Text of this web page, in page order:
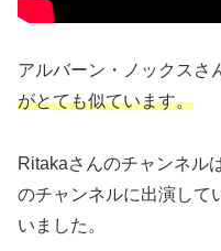
アルバーン・ノックスさ
がとても似ています。
Ritakaさんのチャンネル
のチャンネルに出演して
いました。